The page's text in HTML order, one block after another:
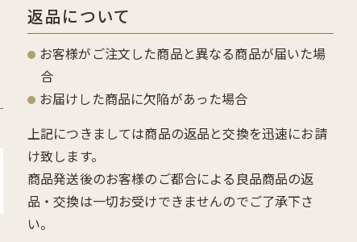
返品について
お客様がご注文した商品と異なる商品が届いた場
合
お届けした商品に欠陥があった場合
上記につきましては商品の返品と交換を迅速にお請
け致します。
商品発送後のお客様のご都合による良品商品の返
品・交換は一切お受けできませんのでご了承下さ
い。